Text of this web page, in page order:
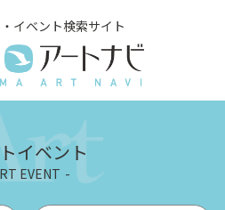
イベント検索サイト
イベント
EVENT